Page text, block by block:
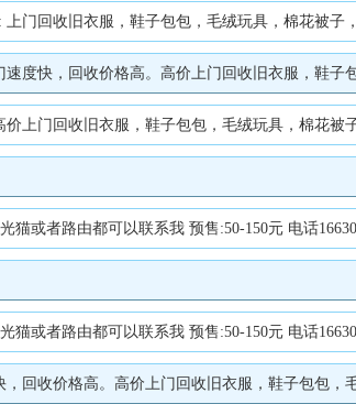
玩具，棉花被子，床上用品，宾馆床单被罩，毛巾浴巾，尾货，废旧手
包包，毛绒玩具，棉花被子，床上用品，宾馆床单被罩，毛巾浴巾，尾货，废旧
子，床上用品，宾馆床单被罩，毛巾浴巾，尾货，废旧手机、电脑、洗衣机、路
或者路由都可以联系我 预售:50-150元 电话
或者路由都可以联系我 预售:50-150元 电话
包包，毛绒玩具，棉花被子，床上用品，宾馆床单被罩，毛巾浴巾，尾货，废